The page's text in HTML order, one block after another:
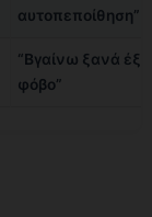
αυτοπεποίθηση”
“Βγαίνω ξανά
φόβο”